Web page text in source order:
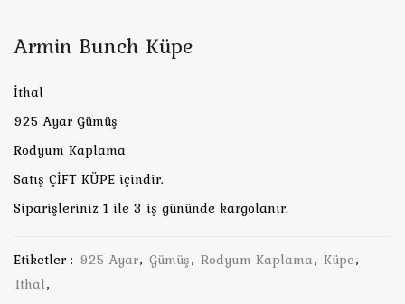
Armin Bunch Küpe
İthal
925 Ayar Gümüş
Rodyum Kaplama
Satış ÇİFT KÜPE içindir.
Siparişleriniz 1 ile 3 iş gününde kargolanır.
Etiketler : 925 Ayar, Gümüş, Rodyum Kaplama, Küpe,
Ithal,